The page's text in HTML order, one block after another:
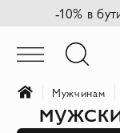
-10% в
Мужчинам